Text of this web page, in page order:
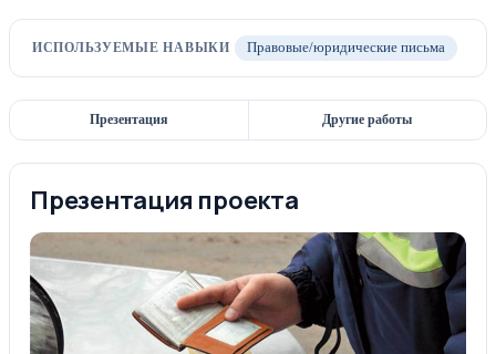
ИСПОЛЬЗУЕМЫЕ НАВЫКИ Правовые/юридические письма
Презентация Другие работы
Презентация проекта